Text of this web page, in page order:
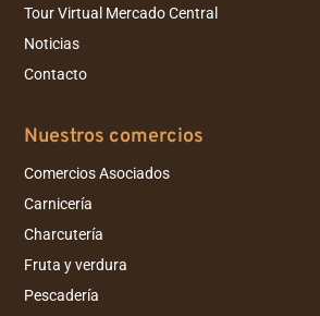
Tour Virtual Mercado Central
Noticias
Contacto
Nuestros comercios
Comercios Asociados
Carnicería
Charcutería
Fruta y verdura
Pescadería